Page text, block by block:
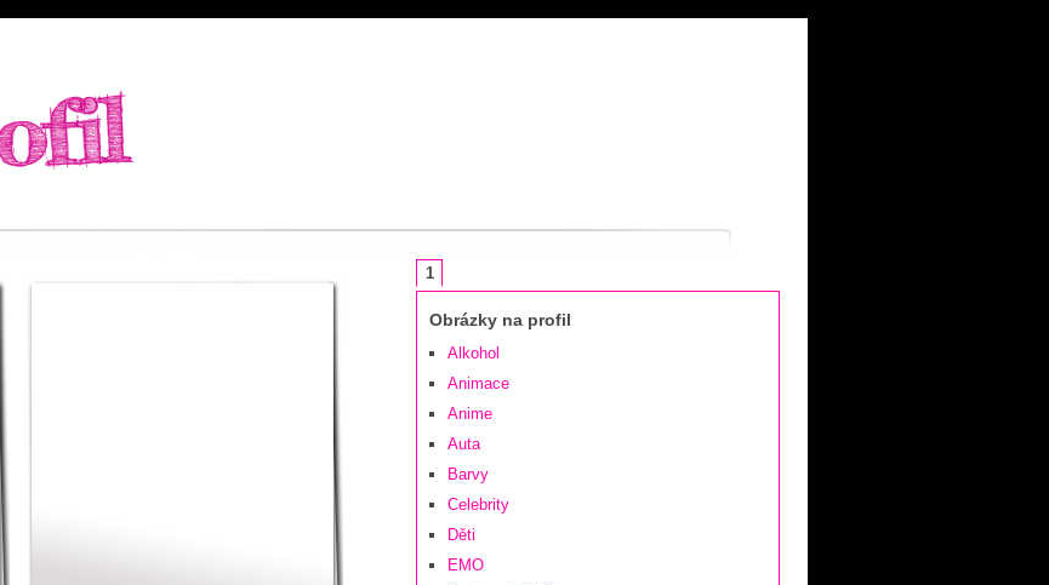
1
Obrázky na profil
Alkohol
Animace
Anime
Auta
Barvy
Celebrity
Děti
EMO